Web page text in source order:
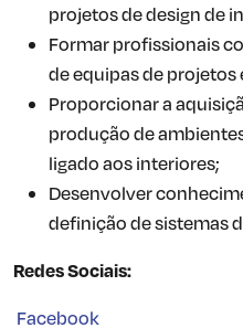
projetos de design de
Formar profissionais
de equipas de projetos
Proporcionar a
produção de
ligado aos interiores;
Desenvolver
definição de sistemas
Redes Sociais:
Facebook